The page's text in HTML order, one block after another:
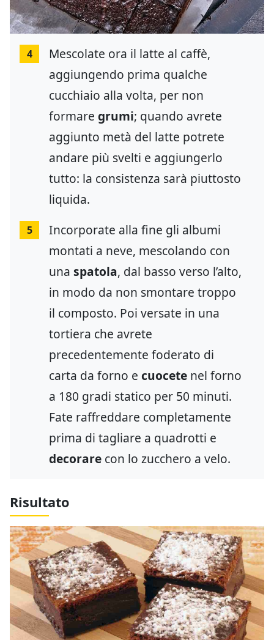
4
Mescolate ora il latte al caffè,
aggiungendo prima qualche
cucchiaio alla volta, per non
formare grumi; quando avrete
aggiunto metà del latte potrete
andare più svelti e aggiungerlo
tutto: la consistenza sarà piuttosto
liquida.
5
Incorporate alla fine gli albumi
montati a neve, mescolando con
una spatola, dal basso verso l’alto,
in modo da non smontare troppo
il composto. Poi versate in una
tortiera che avrete
precedentemente foderato di
carta da forno e cuocete nel forno
a 180 gradi statico per 50 minuti.
Fate raffreddare completamente
prima di tagliare a quadrotti e
decorare con lo zucchero a velo.
Risultato